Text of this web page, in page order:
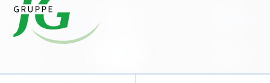
"Im Mittelpunkt der Mensch" ist unser Leitsatz. An ihm